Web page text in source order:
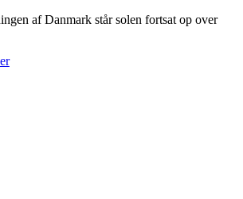
af Danmark står solen fortsat op over